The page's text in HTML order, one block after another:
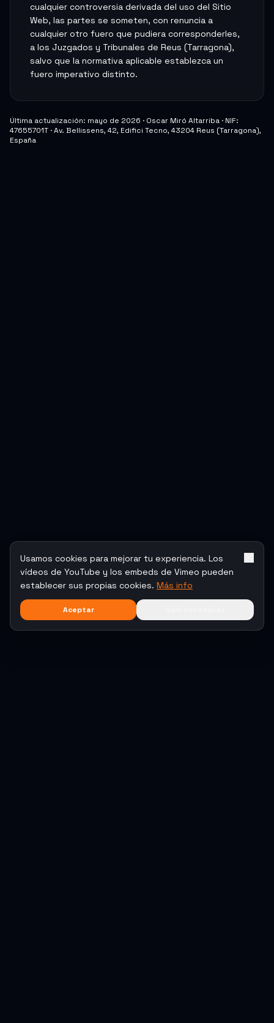
cualquier controversia derivada del uso del Sitio
Web, las partes se someten, con renuncia a
cualquier otro fuero que pudiera corresponderles,
a los Juzgados y Tribunales de Reus (Tarragona),
salvo que la normativa aplicable establezca un
fuero imperativo distinto.
Última actualización: mayo de 2026 · Oscar Miró Altarriba · NIF:
47655701T ·Av. Bellissens, 42, Edifici Tecno, 43204 Reus (Tarragona),
España
Usamos cookies para mejorar tu experiencia. Los
vídeos de YouTube y los embeds de Vimeo pueden
establecer sus propias cookies. Más info
Aceptar